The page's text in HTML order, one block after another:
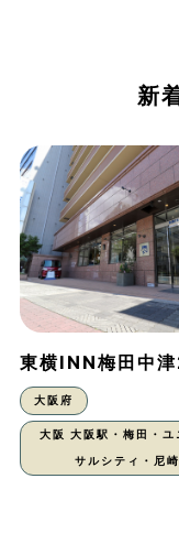
新
東横INN梅田中
大阪府
大阪 大阪駅・梅田・ユ
サルシティ・尼崎